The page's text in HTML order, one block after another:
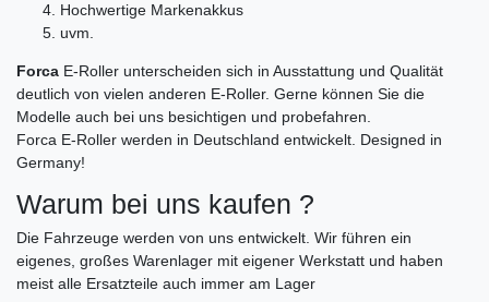
Hochwertige Markenakkus
uvm.
Forca E-Roller unterscheiden sich in Ausstattung und Qualität
deutlich von vielen anderen E-Roller. Gerne können Sie die
Modelle auch bei uns besichtigen und probefahren.
Forca E-Roller werden in Deutschland entwickelt. Designed in
Germany!
Warum bei uns kaufen ?
Die Fahrzeuge werden von uns entwickelt. Wir führen ein
eigenes, großes Warenlager mit eigener Werkstatt und haben
meist alle Ersatzteile auch immer am Lager